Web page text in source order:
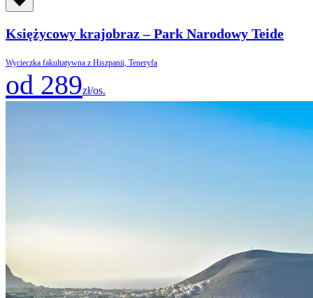
Księżycowy krajobraz – Park Narodowy Teide
Wycieczka fakultatywna z Hiszpanii, Teneryfa
od 289zł/os.